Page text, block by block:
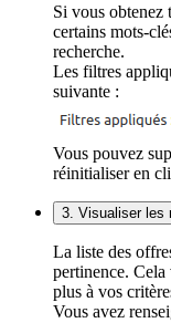
Si vous obtenez
certains mots-
recherche.
Les filtres
suivante :
Vous pouvez
réinitialiser en
3. Visualiser les
La liste des
pertinence.
plus à vos
Vous avez